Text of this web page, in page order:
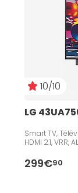
10/10
LG
Smart TV,
HDMI 2.1, VRR,
299€90